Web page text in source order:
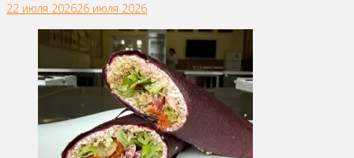
22 июля 202626 июля 2026